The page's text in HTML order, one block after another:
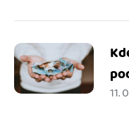
11.